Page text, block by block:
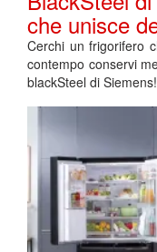
che unisce
Cerchi un frigorifero
contempo conservi
blackSteel di Siemens!